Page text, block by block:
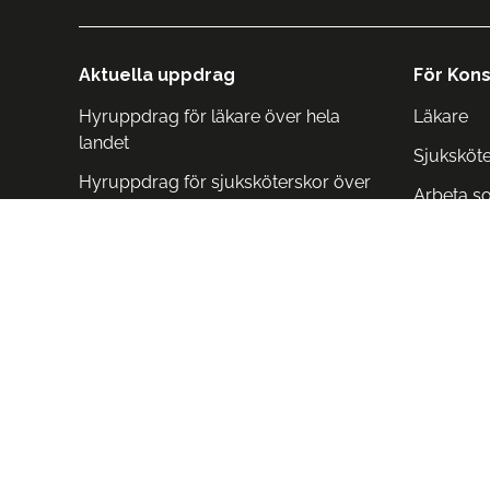
Aktuella uppdrag
Hyruppdrag för läkare över hela
landet
Hyruppdrag för sjuksköterskor över
För
Läkare
Arbeta